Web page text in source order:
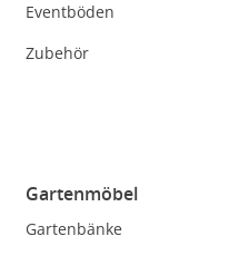
Eventböden
Zubehör
Gartenmöbel
Gartenbänke